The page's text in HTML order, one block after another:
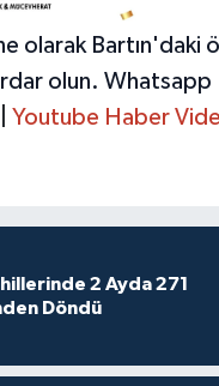
olarak Bartın'daki
olun. Whatsapp
Youtube Haber
2 Ayda 271
Döndü